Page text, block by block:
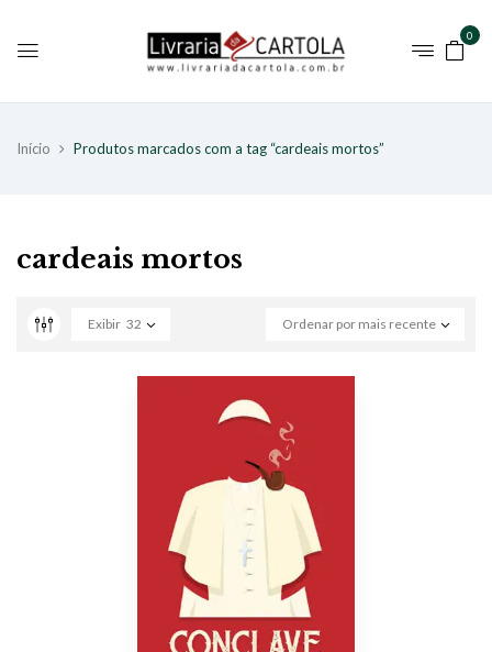
0
Início Produtos marcados com a tag “cardeais mortos”
cardeais mortos
Ordenar por mais recente
Exibir 32